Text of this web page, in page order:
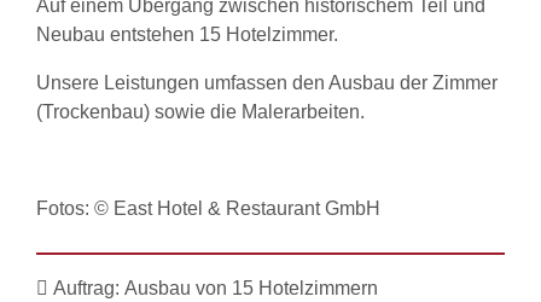
Auf einem Übergang zwischen historischem Teil und
Neubau entstehen 15 Hotelzimmer.
Unsere Leistungen umfassen den Ausbau der Zimmer
(Trockenbau) sowie die Malerarbeiten.
Fotos: © East Hotel & Restaurant GmbH
Auftrag: Ausbau von 15 Hotelzimmern